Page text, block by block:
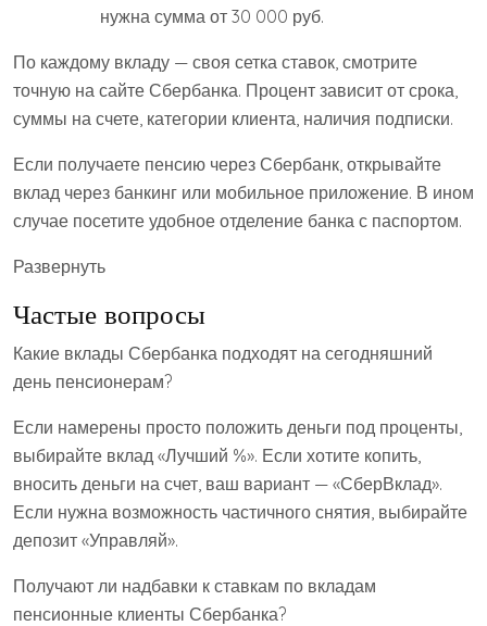
нужна сумма от 30 000 руб.
По каждому вкладу — своя сетка ставок, смотрите
точную на сайте Сбербанка. Процент зависит от срока,
суммы на счете, категории клиента, наличия подписки.
Если получаете пенсию через Сбербанк, открывайте
вклад через банкинг или мобильное приложение. В ином
случае посетите удобное отделение банка с паспортом.
Развернуть
Частые вопросы
Какие вклады Сбербанка подходят на сегодняшний
день пенсионерам?
Если намерены просто положить деньги под проценты,
выбирайте вклад «Лучший %». Если хотите копить,
вносить деньги на счет, ваш вариант — «СберВклад».
Если нужна возможность частичного снятия, выбирайте
депозит «Управляй».
Получают ли надбавки к ставкам по вкладам
пенсионные клиенты Сбербанка?